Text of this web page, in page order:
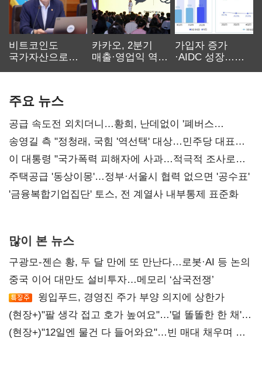
비트코인도
국가자산으로…'
카카오, 2분기
매출·영업익 역대
가입자 증가
·AIDC 성장…
주요 뉴스
공급 속도전 외치더니…황희, 난데없이 '폐버스
리모델링' 제안
송영길 측 "정청래, 국힘 '역선택' 대상…민주당 대표로
총선 지휘 못해"
이 대통령 "국가폭력 피해자에 사과…적극적 조사로
진실 밝혀야"
주택공급 '동상이몽'…정부·서울시 협력 없으면 '공수표'
'금융복합기업집단' 토스, 전 계열사 내부통제 표준화
많이 본 뉴스
구광모-젠슨 황, 두 달 만에 또 만난다…로봇·AI 등 논의
중국 이어 대만도 설비투자…메모리 ‘삼국전쟁’
윙입푸드, 경영진 주가 부양 의지에 상한가
(현장+)"팔 생각 접고 호가 높여요"…'덜 똘똘한 한 채'
20억 키맞추기
(현장+)"12일엔 물건 다 들어와요"…빈 매대 채우며 문